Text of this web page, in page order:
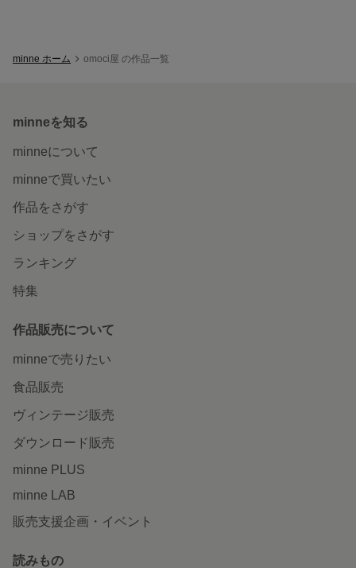
minne ホーム omoci屋 の作品一覧
minneを知る
minneについて
minneで買いたい
作品をさがす
ショップをさがす
ランキング
特集
作品販売について
minneで売りたい
食品販売
ヴィンテージ販売
ダウンロード販売
minne PLUS
minne LAB
販売支援企画・イベント
読みもの